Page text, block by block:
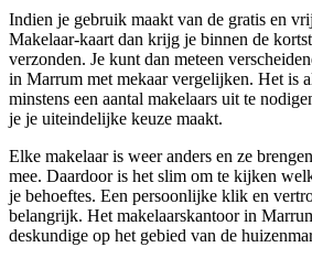
Indien je gebruik maakt van de gratis en
Makelaar-kaart dan krijg je binnen de
verzonden. Je kunt dan meteen
in Marrum met mekaar vergelijken. Het is
minstens een aantal makelaars uit te
je je uiteindelijke keuze maakt.
Elke makelaar is weer anders en ze
mee. Daardoor is het slim om te kijken
je behoeftes. Een persoonlijke klik en
belangrijk. Het makelaarskantoor in
deskundige op het gebied van de